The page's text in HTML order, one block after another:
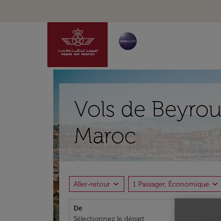
Vols de
Maroc
Aller-retour expand_more 1 Passager, Économique expand_more
De